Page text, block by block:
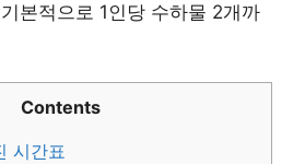
본적으로 1인당 수하물 2개까
Contents
시간표